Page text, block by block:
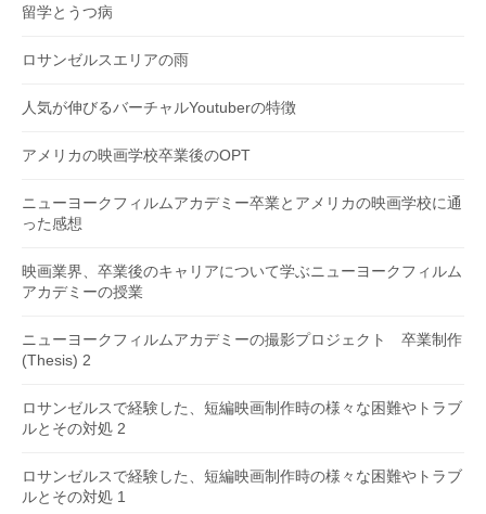
留学とうつ病
ロサンゼルスエリアの雨
人気が伸びるバーチャルYoutuberの特徴
アメリカの映画学校卒業後のOPT
ニューヨークフィルムアカデミー卒業とアメリカの映画学校に通
った感想
映画業界、卒業後のキャリアについて学ぶニューヨークフィルム
アカデミーの授業
ニューヨークフィルムアカデミーの撮影プロジェクト 卒業制作
(Thesis) 2
ロサンゼルスで経験した、短編映画制作時の様々な困難やトラブ
ルとその対処 2
ロサンゼルスで経験した、短編映画制作時の様々な困難やトラブ
ルとその対処 1